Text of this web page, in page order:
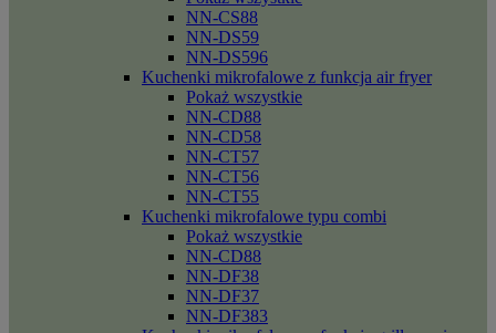
NN-CS88
NN-DS59
NN-DS596
Kuchenki mikrofalowe z funkcja air fryer
Pokaż wszystkie
NN-CD88
NN-CD58
NN-CT57
NN-CT56
NN-CT55
Kuchenki mikrofalowe typu combi
Pokaż wszystkie
NN-CD88
NN-DF38
NN-DF37
NN-DF383